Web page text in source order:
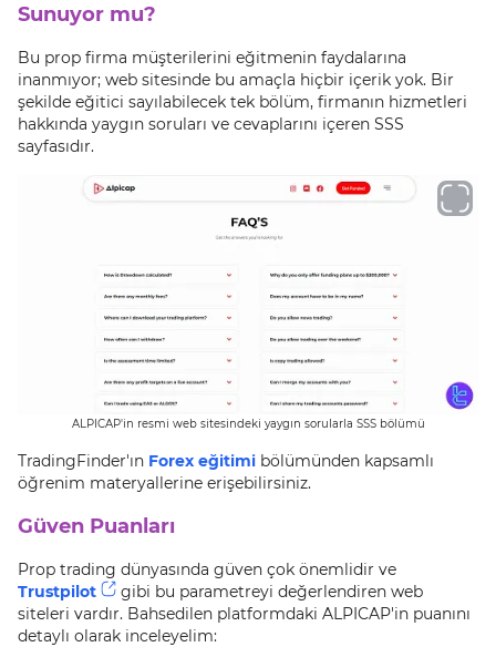
Sunuyor mu?
Bu prop firma müşterilerini eğitmenin faydalarına
inanmıyor; web sitesinde bu amaçla hiçbir içerik yok. Bir
şekilde eğitici sayılabilecek tek bölüm, firmanın hizmetleri
hakkında yaygın soruları ve cevaplarını içeren SSS
sayfasıdır.
ALPICAP'in resmi web sitesindeki yaygın sorularla SSS bölümü
TradingFinder'ın Forex eğitimi bölümünden kapsamlı
öğrenim materyallerine erişebilirsiniz.
Güven Puanları
Prop trading dünyasında güven çok önemlidir ve
Trustpilot
gibi bu parametreyi değerlendiren web
siteleri vardır. Bahsedilen platformdaki ALPICAP'in puanını
detaylı olarak inceleyelim: